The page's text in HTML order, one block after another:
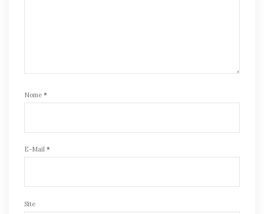
Nome *
E-Mail *
Site